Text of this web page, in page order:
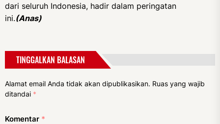
dari seluruh Indonesia, hadir dalam peringatan
ini.(Anas)
TINGGALKAN BALASAN
Alamat email Anda tidak akan dipublikasikan. Ruas yang wajib
ditandai *
Komentar *